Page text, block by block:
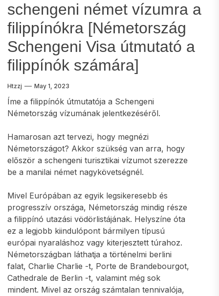
schengeni német vízumra a
filippínókra [Németország
Schengeni Visa útmutató a
filippínók számára]
Htzzj May 1, 2023
Íme a filippínók útmutatója a Schengeni
Németország vízumának jelentkezéséről.
Hamarosan azt tervezi, hogy megnézi
Németországot? Akkor szükség van arra, hogy
először a schengeni turisztikai vízumot szerezze
be a manilai német nagykövetségnél.
Mivel Európában az egyik legsikeresebb és
progresszív országa, Németország mindig része
a filippínó utazási vödörlistájának. Helyszíne óta
ez a legjobb kiindulópont bármilyen típusú
európai nyaraláshoz vagy kiterjesztett túrahoz.
Németországban láthatja a történelmi berlini
falat, Charlie Charlie -t, Porte de Brandebourgot,
Cathedrale de Berlin -t, valamint még sok
mindent. Mivel az ország számtalan tennivalója,